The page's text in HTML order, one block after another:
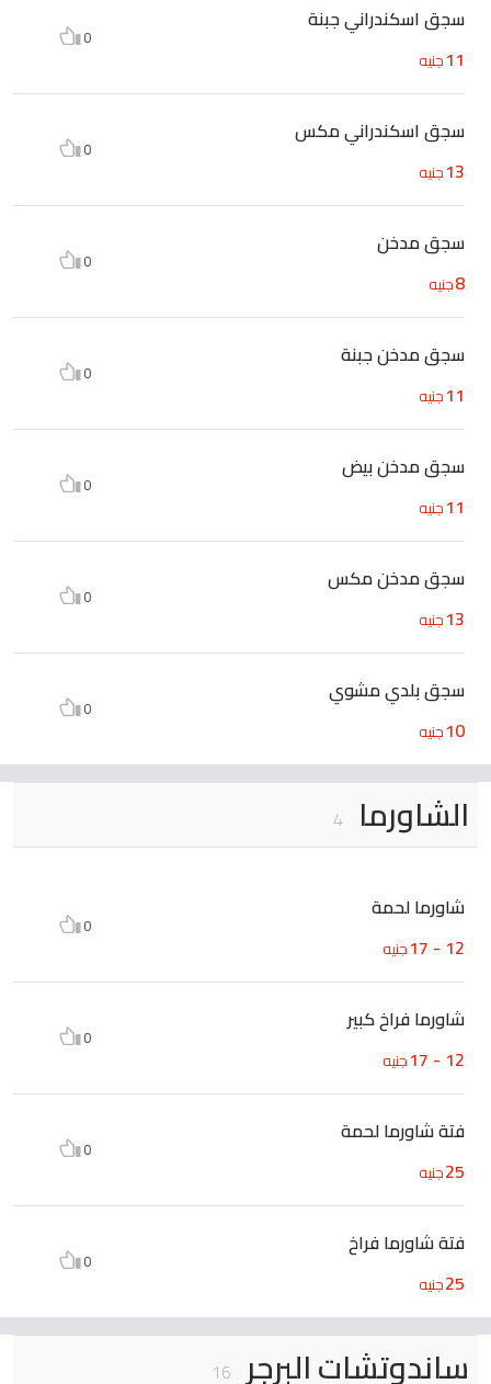
سجق اسكندراني جبنة
11جنيه
0
سجق اسكندراني مكس
13جنيه
0
سجق مدخن
8جنيه
0
سجق مدخن جبنة
11جنيه
0
سجق مدخن بيض
11جنيه
0
سجق مدخن مكس
13جنيه
0
سجق بلدي مشوي
10جنيه
0
الشاورما 4
شاورما لحمة
12 - 17
جنيه
0
شاورما فراخ كبير
12 - 17
جنيه
0
فتة شاورما لحمة
25جنيه
0
فتة شاورما فراخ
25جنيه
0
ساندوتشات البرجر 16